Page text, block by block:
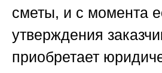
сметы, и с момента
утверждения
приобретает